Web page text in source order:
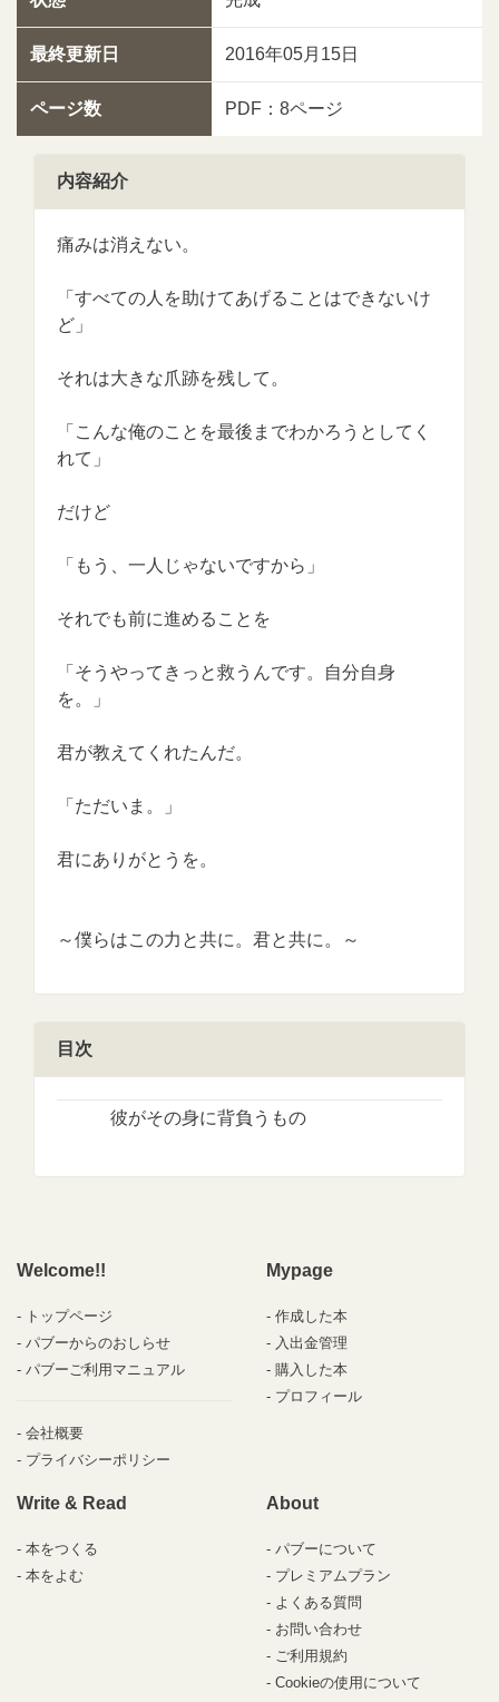
最終更新日 2016年05月15日
ページ数 PDF：8ページ
内容紹介
痛みは消えない。
「すべての人を助けてあげることはできないけ
ど」
それは大きな爪跡を残して。
「こんな俺のことを最後までわかろうとしてく
れて」
だけど
「もう、一人じゃないですから」
それでも前に進めることを
「そうやってきっと救うんです。自分自身
を。」
君が教えてくれたんだ。
「ただいま。」
君にありがとうを。
～僕らはこの力と共に。君と共に。～
目次
彼がその身に背負うもの
Welcome!!
トップページ
パブーからのおしらせ
パブーご利用マニュアル
会社概要
プライバシーポリシー
Mypage
作成した本
入出金管理
購入した本
プロフィール
Write & Read
本をつくる
本をよむ
About
パブーについて
プレミアムプラン
よくある質問
お問い合わせ
ご利用規約
Cookieの使用について